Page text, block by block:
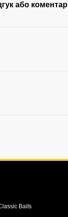
або коментар
Baits